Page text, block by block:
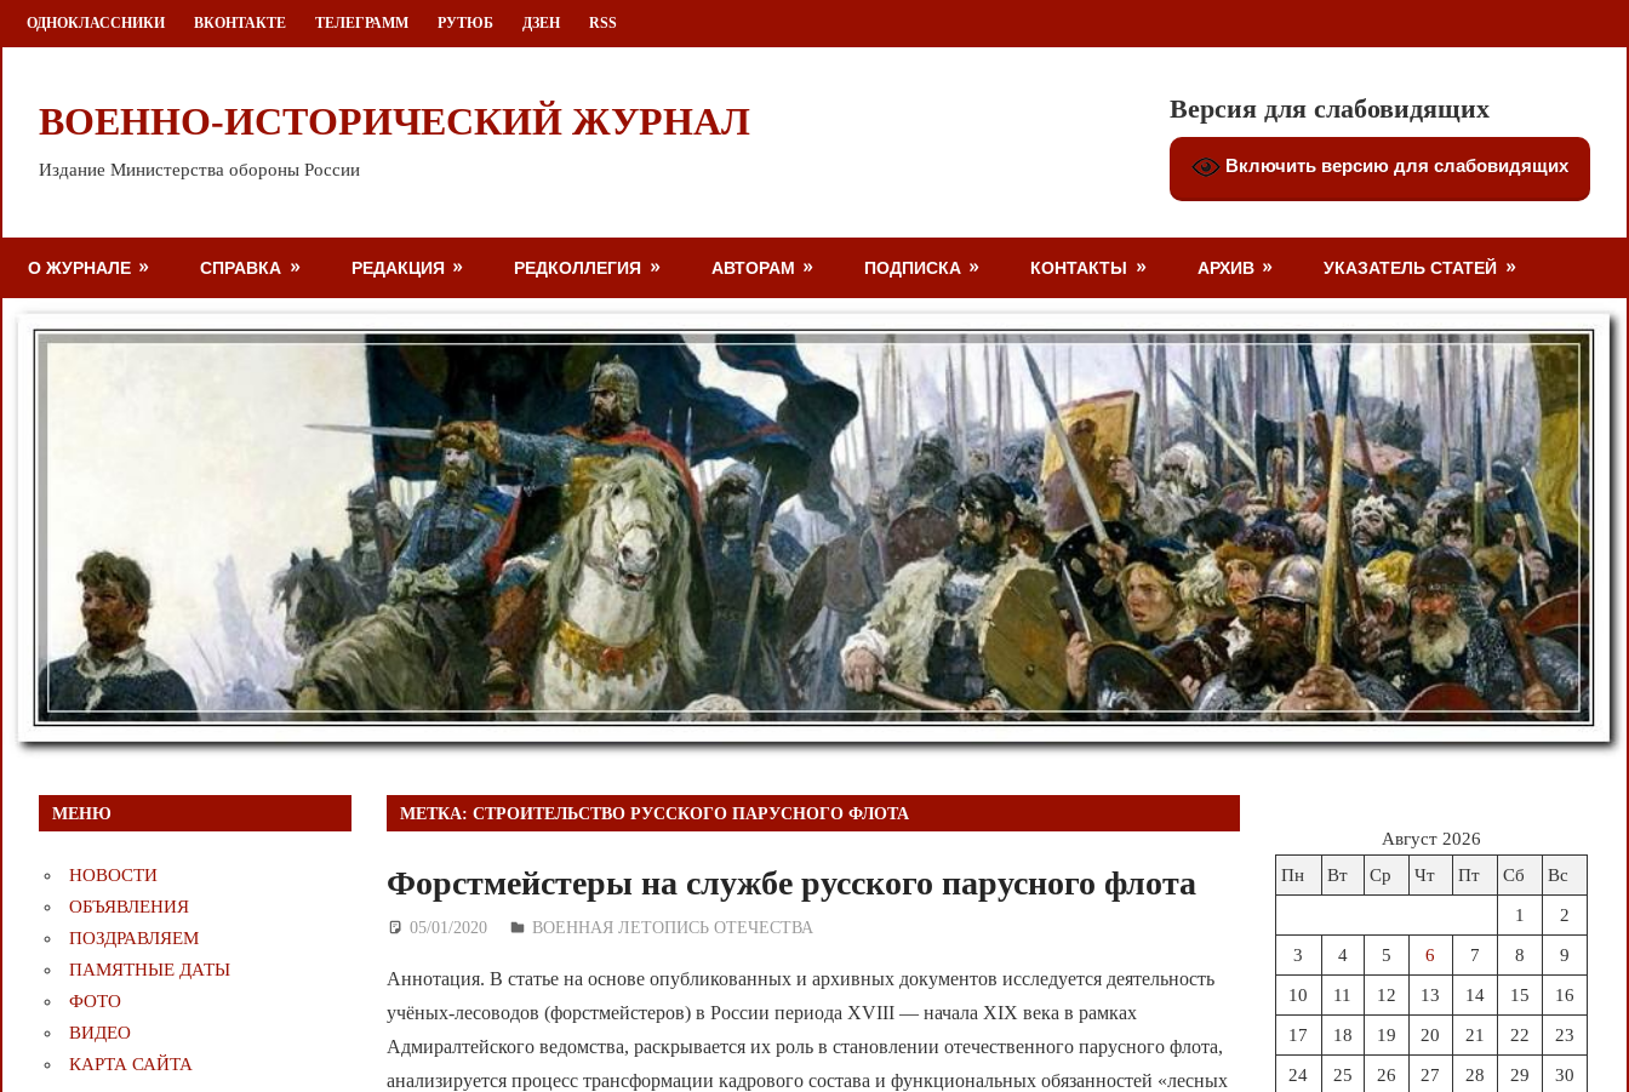
Перейти
к
ОДНОКЛАССНИКИ ВКОНТАКТЕ ТЕЛЕГРАММ РУТЮБ ДЗЕН RSS
ВОЕННО-ИСТОРИЧЕСКИЙ ЖУРНАЛ
Издание Министерства обороны России
Версия для слабовидящих
Включить версию для слабовидящих
О ЖУРНАЛЕ СПРАВКА РЕДАКЦИЯ РЕДКОЛЛЕГИЯ АВТОРАМ ПОДПИСКА КОНТАКТЫ АРХИВ УКАЗАТЕЛЬ СТАТЕЙ
МЕТКА:СТРОИТЕЛЬСТВО РУССКОГО ПАРУСНОГО ФЛОТА
Форстмейстеры на службе русского парусного флота
05/01/2020 Дежурный по Редакции
ВОЕННАЯ ЛЕТОПИСЬ ОТЕЧЕСТВА
Аннотация. В статье на основе опубликованных и архивных документов исследуется деятельность
учёных-лесоводов (форстмейстеров) в России периода XVIII — начала XIX века в рамках
Адмиралтейского ведомства, раскрывается их роль в становлении отечественного парусного флота,
анализируется процесс трансформации кадрового состава и функциональных обязанностей «лесных
МЕНЮ
НОВОСТИ
ОБЪЯВЛЕНИЯ
ПОЗДРАВЛЯЕМ
ПАМЯТНЫЕ ДАТЫ
ФОТО
ВИДЕО
КАРТА САЙТА
Август 2026
Пн
Вт Ср Чт Пт Сб Вс
1 2
3 4 5 6 7 8 9
10 11 12 13 14 15 16
17 18 19 20 21 22 23
24 25 26 27 28 29 30